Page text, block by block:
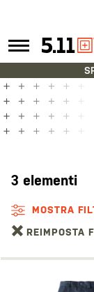
3 elementi
MOSTRA
REIMPOSTA